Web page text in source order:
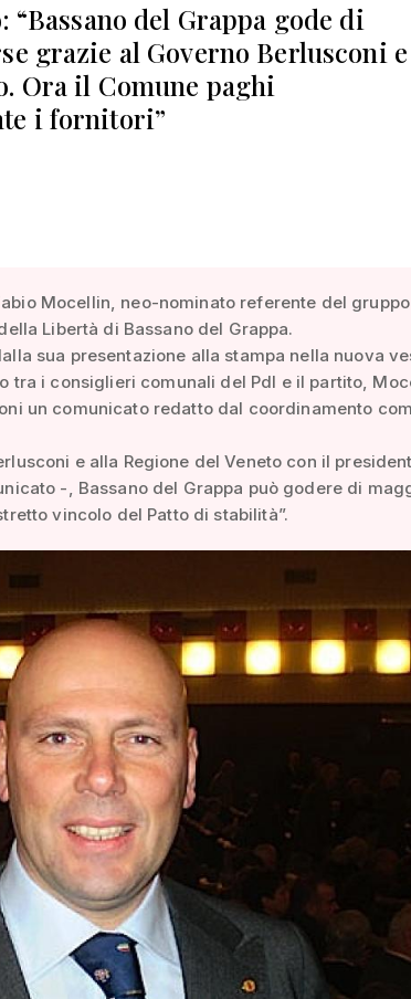
del Grappa gode di
grazie al Governo Berlusconi
Ora il Comune paghi
i fornitori”
Mocellin, neo-nominato referente del gruppo
Libertà di Bassano del Grappa.
sua presentazione alla stampa nella nuova
tra i consiglieri comunali del Pdl e il partito,
un comunicato redatto dal coordinamento
e alla Regione del Veneto con il
-, Bassano del Grappa può godere di
vincolo del Patto di stabilità”.